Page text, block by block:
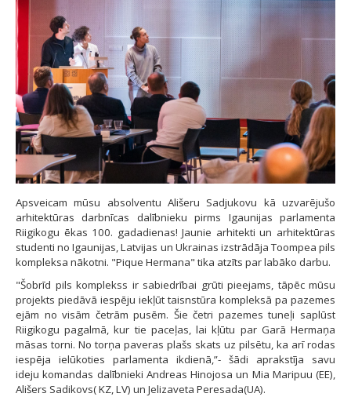
Apsveicam mūsu absolventu Ališeru Sadjukovu kā uzvarējušo
arhitektūras darbnīcas dalībnieku pirms Igaunijas parlamenta
Riigikogu ēkas 100. gadadienas! Jaunie arhitekti un arhitektūras
studenti no Igaunijas, Latvijas un Ukrainas izstrādāja Toompea pils
kompleksa nākotni. "Pique Hermana" tika atzīts par labāko darbu.​​​​​​
"Šobrīd pils komplekss ir sabiedrībai grūti pieejams, tāpēc mūsu
projekts piedāvā iespēju iekļūt taisnstūra kompleksā pa pazemes
ejām no visām četrām pusēm. Šie četri pazemes tuneļi saplūst
Riigikogu pagalmā, kur tie paceļas, lai kļūtu par Garā Hermaņa
māsas torni. No torņa paveras plašs skats uz pilsētu, ka arī rodas
iespēja ielūkoties parlamenta ikdienā,”- šādi aprakstīja savu
ideju komandas dalībnieki Andreas Hinojosa un Mia Maripuu (EE),
Ališers Sadikovs( KZ, LV) un Jelizaveta Peresada(UA).